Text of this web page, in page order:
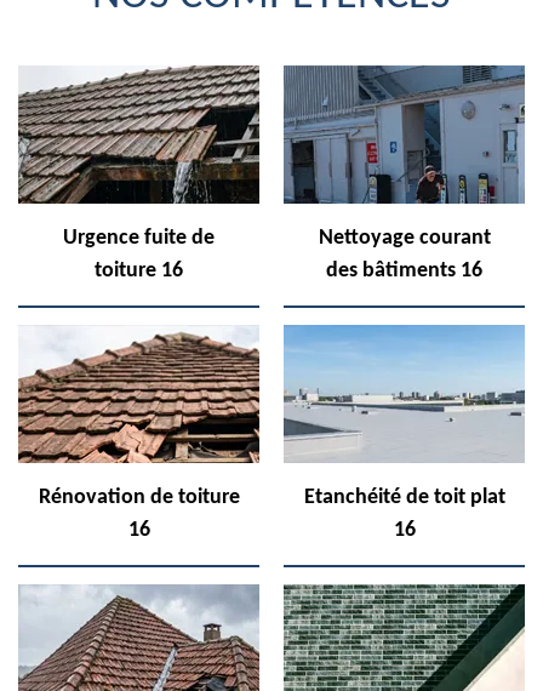
Urgence fuite de
toiture 16
Nettoyage courant
des bâtiments 16
Rénovation de toiture
16
Etanchéité de toit plat
16